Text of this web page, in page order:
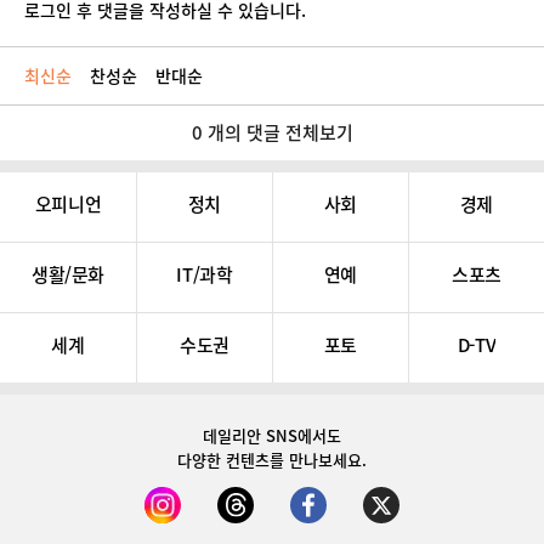
로그인 후 댓글을 작성하실 수 있습니다.
최신순 찬성순 반대순
0 개의 댓글 전체보기
오피니언 정치 사회 경제
생활/문화 IT/과학 연예 스포츠
세계 수도권 포토 D-TV
데일리안 SNS에서도
다양한 컨텐츠를 만나보세요.